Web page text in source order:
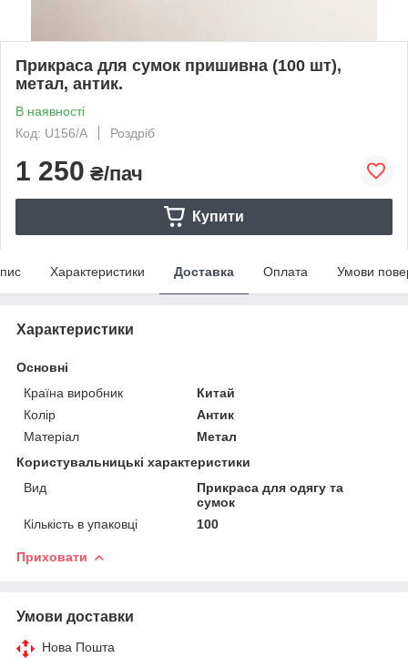
Прикраса для сумок пришивна (100 шт),
метал, антик.
В наявності
Код: U156/A
Роздріб
1 250 ₴/пач
Купити
Характеристики Доставка Оплата Умови
Характеристики
Основні
Країна виробник
Китай
Колір
Антик
Матеріал
Метал
Користувальницькі характеристики
Вид
Прикраса для одягу та
сумок
Кількість в упаковці
100
Приховати
Умови доставки
Нова Пошта